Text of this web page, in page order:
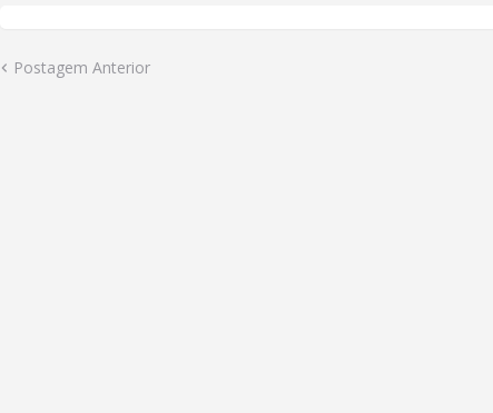
Postagem Anterior